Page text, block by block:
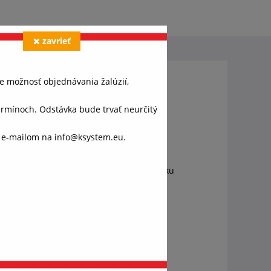
a požiadavkám. Klasickú jednotku
možnosť objednávania žalúzií,
Odstávka bude trvať neurčitý
mailom na info@ksystem.eu.
zavrieť